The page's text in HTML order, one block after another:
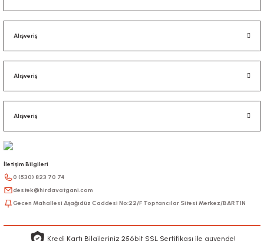
Alışveriş
Alışveriş
Alışveriş
İletişim Bilgileri
0 (530) 823 70 74
destek@hirdavatgani.com
Gecen Mahallesi Aşağıdüz Caddesi No:22/F Toptancılar Sitesi Merkez/BARTIN
Kredi Kartı Bilgileriniz 256bit SSL Sertifikası ile güvende!